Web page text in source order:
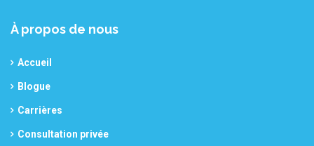
À propos de nous
Accueil
Blogue
Carrières
Consultation privée